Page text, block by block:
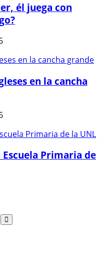
él juega con
en la cancha
Primaria de